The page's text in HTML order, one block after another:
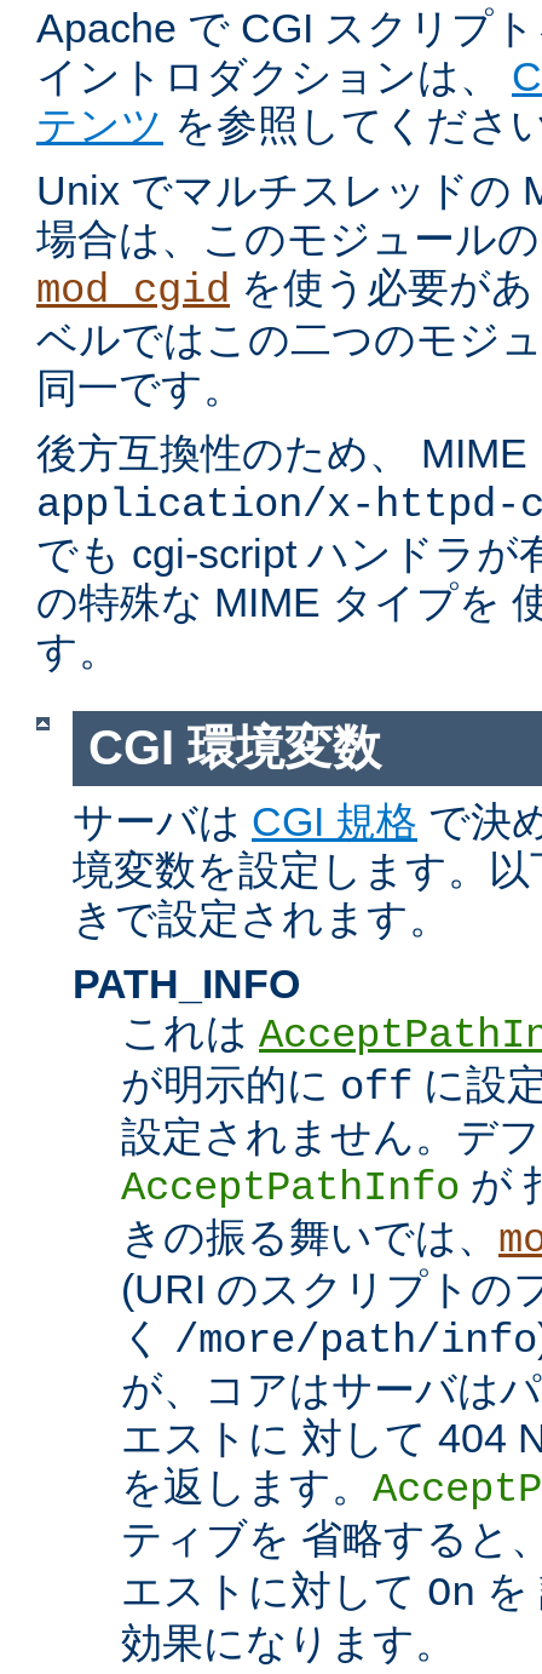
Apache で CGI スクリプ
イントロダクションは、
テンツ を参照してくださ
Unix でマルチスレッドの
場合は、このモジュール
mod_cgid を使う必要が
ベルではこの二つのモジ
同一です。
後方互換性のため、
application/x-httpd-
でも cgi-script ハンドラが
の特殊な MIME タイプを
す。
CGI 環境変数
サーバは CGI 規格 で決
境変数を設定します。
きで設定されます。
PATH_INFO
これは
が明示的に off に設
設定されません。デ
AcceptPathInfo が
きの振る舞いでは、
(URI のスクリプトの
く /more/path/info
が、コアはサーバは
エストに 対して 404
を返します。
ティブを 省略すると
エストに対して On を
効果になります。